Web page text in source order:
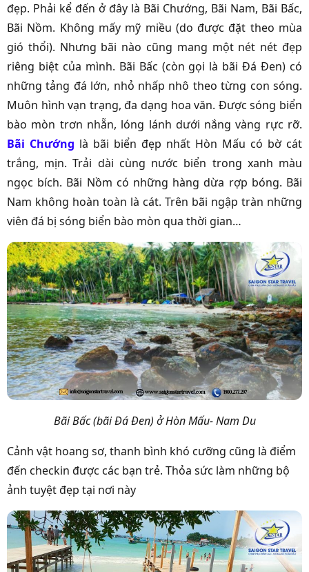
đẹp. Phải kể đến ở đây là Bãi Chướng, Bãi Nam, Bãi Bấc,
Bãi Nồm. Không mấy mỹ miều (do được đặt theo mùa
gió thổi). Nhưng bãi nào cũng mang một nét nét đẹp
riêng biệt của mình. Bãi Bấc (còn gọi là bãi Đá Đen) có
những tảng đá lớn, nhỏ nhấp nhô theo từng con sóng.
Muôn hình vạn trạng, đa dạng hoa văn. Được sóng biển
bào mòn trơn nhẵn, lóng lánh dưới nắng vàng rực rỡ.
Bãi Chướng là bãi biển đẹp nhất Hòn Mấu có bờ cát
trắng, mịn. Trải dài cùng nước biển trong xanh màu
ngọc bích. Bãi Nồm có những hàng dừa rợp bóng. Bãi
Nam không hoàn toàn là cát. Trên bãi ngập tràn những
viên đá bị sóng biển bào mòn qua thời gian…
Bãi Bấc (bãi Đá Đen) ở Hòn Mấu- Nam Du
Cảnh vật hoang sơ, thanh bình khó cưỡng cũng là điểm
đến checkin được các bạn trẻ. Thỏa sức làm những bộ
ảnh tuyệt đẹp tại nơi này